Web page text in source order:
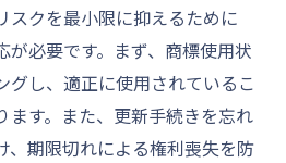
スクを最小限に抑えるために
が必要です。まず、商標使用状
グし、適正に使用されているこ
ます。また、更新手続きを忘れ
、期限切れによる権利喪失を防